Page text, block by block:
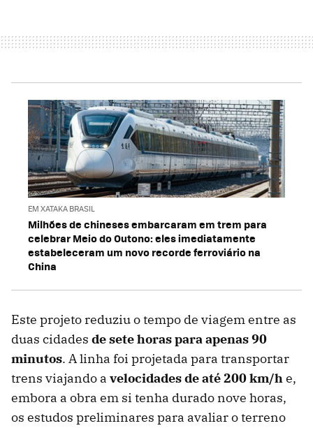
EM XATAKA BRASIL
Milhões de chineses embarcaram em trem para
celebrar Meio do Outono: eles imediatamente
estabeleceram um novo recorde ferroviário na
China
Este projeto reduziu o tempo de viagem entre as
duas cidades de sete horas para apenas 90
minutos. A linha foi projetada para transportar
trens viajando a velocidades de até 200 km/he,
embora a obra em si tenha durado nove horas,
os estudos preliminares para avaliar o terreno